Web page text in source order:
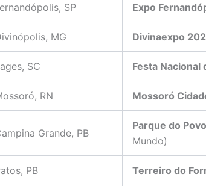
SP Expo
MG Divinaexpo
SC Festa Nacional
RN Mossoró
Grande, PB
Parque do Povo
Mundo)
PB Terreiro do